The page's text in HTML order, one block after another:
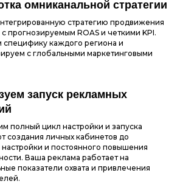
омниканальной стратегии
стратегию продвижения
прогнозируемым ROAS и четкими KPI.
специфику каждого региона и
с глобальными маркетинговыми
запуск рекламных
полный цикл настройки и запуска
создания личных кабинетов до
настройки и постоянного повышения
Ваша реклама работает на
показатели охвата и привлечения